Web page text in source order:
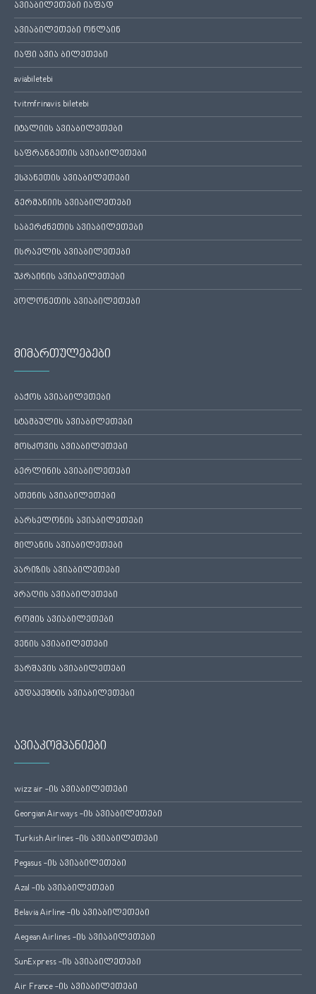
ავიაბილეთები იაფად
ავიაბილეთები ონლაინ
იაფი ავია ბილეთები
aviabiletebi
tvitmfrinavis biletebi
იტალიის ავიაბილეთები
საფრანგეთის ავიაბილეთები
ესპანეთის ავიაბილეთები
გერმანიის ავიაბილეთები
საბერძნეთის ავიაბილეთები
ისრაელის ავიაბილეთები
უკრაინის ავიაბილეთები
პოლონეთის ავიაბილეთები
მიმართულებები
ბაქოს ავიაბილეთები
სტამბულის ავიაბილეთები
მოსკოვის ავიაბილეთები
ბერლინის ავიაბილეთები
ათენის ავიაბილეთები
ბარსელონის ავიაბილეთები
მილანის ავიაბილეთები
პარიზის ავიაბილეთები
პრაღის ავიაბილეთები
რომის ავიაბილეთები
ვენის ავიაბილეთები
ვარშავის ავიაბილეთები
ბუდაპეშტის ავიაბილეთები
ავიაკომპანიები
wizz air -ის ავიაბილეთები
Georgian Airways -ის ავიაბილეთები
Turkish Airlines -ის ავიაბილეთები
Pegasus -ის ავიაბილეთები
Azal -ის ავიაბილეთები
Belavia Airline -ის ავიაბილეთები
Aegean Airlines -ის ავიაბილეთები
SunExpress -ის ავიაბილეთები
Air France -ის ავიაბილეთები